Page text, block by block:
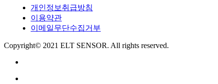
개인정보취급방침
이용약관
이메일무단수집거부
Copyright© 2021 ELT SENSOR. All rights reserved.